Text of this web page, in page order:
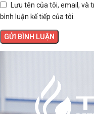
Lưu tên của tôi, email, và
bình luận kế tiếp của tôi.